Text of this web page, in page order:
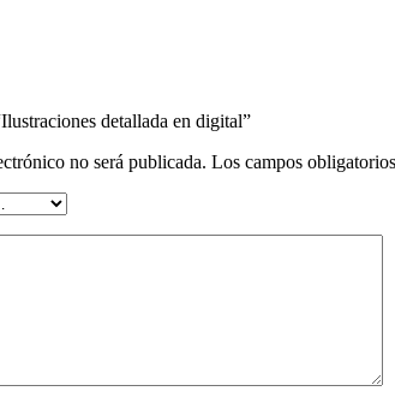
detallada en digital”
no será publicada. Los campos